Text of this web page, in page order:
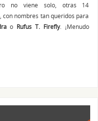
no viene solo, otras 14
con nombres tan queridos para
o Rufus T. Firefly. ¡Menudo